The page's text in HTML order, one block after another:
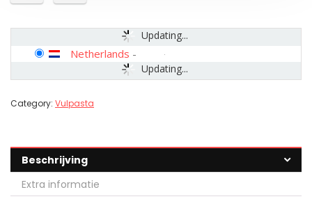
Updating...
Updating...
Netherlands -
Category: Vulpasta
Beschrijving
Extra informatie